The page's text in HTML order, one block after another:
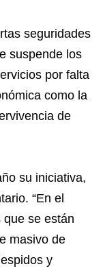
seguridades
suspende los
por falta
como la
de
su iniciativa,
“En el
se están
masivo de
y